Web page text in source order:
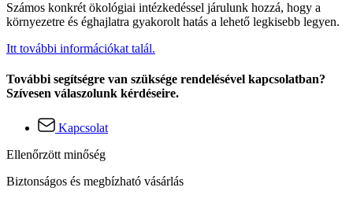
Számos konkrét ökológiai intézkedéssel járulunk hozzá, hogy a
környezetre és éghajlatra gyakorolt hatás a lehető legkisebb legyen.
Itt további információkat talál.
További segítségre van szüksége rendelésével kapcsolatban?
Szívesen válaszolunk kérdéseire.
Kapcsolat
Ellenőrzött minőség
Biztonságos és megbízható vásárlás